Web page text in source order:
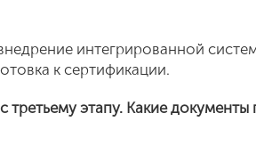
интегрированной
к сертификации.
третьему этапу. Какие документы